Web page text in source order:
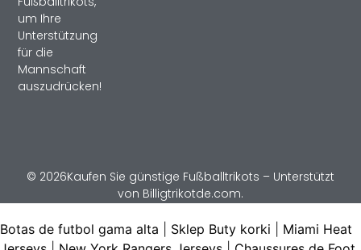
um Ihre
Unterstützung
für die
Mannschaft
auszudrücken!
© 2026Kaufen Sie günstige Fußballtrikots – Unterstützt
von Billigtrikotde.com.
Botas de futbol gama alta Sklep Buty korki
Miami Heat